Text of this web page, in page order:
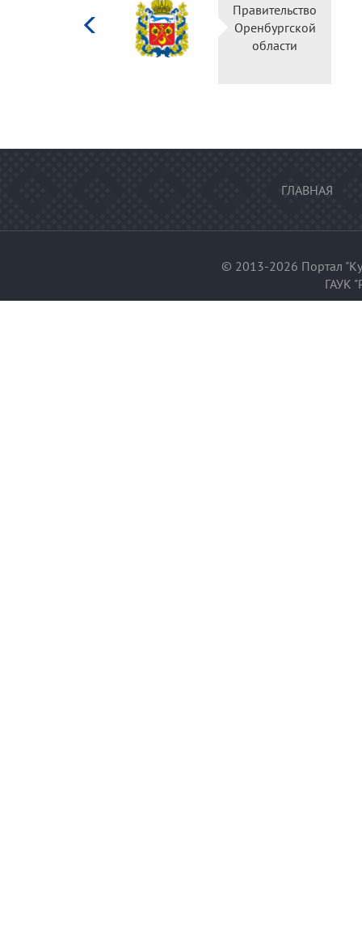
Правительство
Оренбургской
области
ГЛАВНАЯ
© 2013-2026 Портал
ГАУК